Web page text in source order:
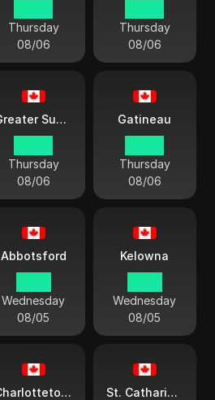
Thursday
08/06
Thursday
08/06
Greater Sudbury
Thursday
08/06
Gatineau
Thursday
08/06
Abbotsford
Wednesday
08/05
Kelowna
Wednesday
08/05
Charlottetown St. Catharines